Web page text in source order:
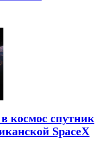
космос спутник
SpaceX